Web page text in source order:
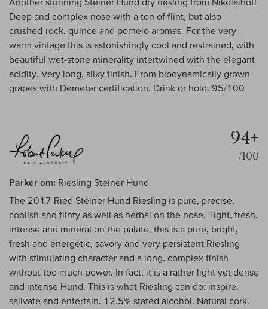
Deep and complex nose with a ton of flint, but also
crushed-rock, quince and pomelo aromas. For the very
warm vintage this is astonishingly cool and restrained, with
beautiful wet-stone minerality intertwined with the elegant
acidity. Very long, silky finish. From biodynamically grown
grapes with Demeter certification. Drink or hold. 95/100
94+
/100
Parker om: Riesling Steiner Hund
The 2017 Ried Steiner Hund Riesling is pure, precise,
coolish and flinty as well as herbal on the nose. Tight, fresh,
intense and mineral on the palate, this is a pure, bright,
fresh and energetic, savory and very persistent Riesling
with stimulating character and a long, complex finish
without too much power. In fact, it is a rather light yet dense
and intense Hund. This is what Riesling can do: inspire,
salivate and entertain. 12.5% stated alcohol. Natural cork.